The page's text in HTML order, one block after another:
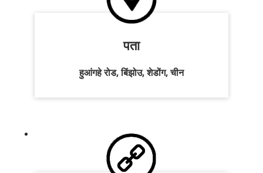
पता
हुआंगहे रोड, बिंझोउ, शेडोंग, चीन